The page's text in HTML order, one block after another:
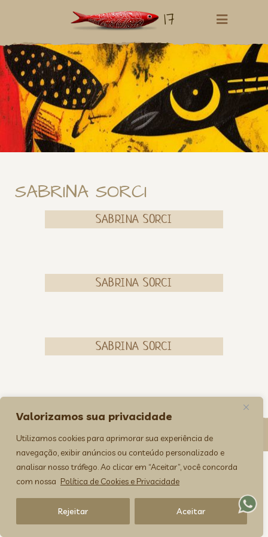
Valorizamos sua privacidade
Utilizamos cookies para aprimorar sua experiência de
navegação, exibir anúncios ou conteúdo personalizado e
analisar nosso tráfego. Ao clicar em “Aceitar”, você concorda
com nossa Política de Cookies e Privacidade
Rejeitar Aceitar
17
SABRINA SORCI
SABRINA SORCI
SABRINA SORCI
SABRINA SORCI
><(((º> 17